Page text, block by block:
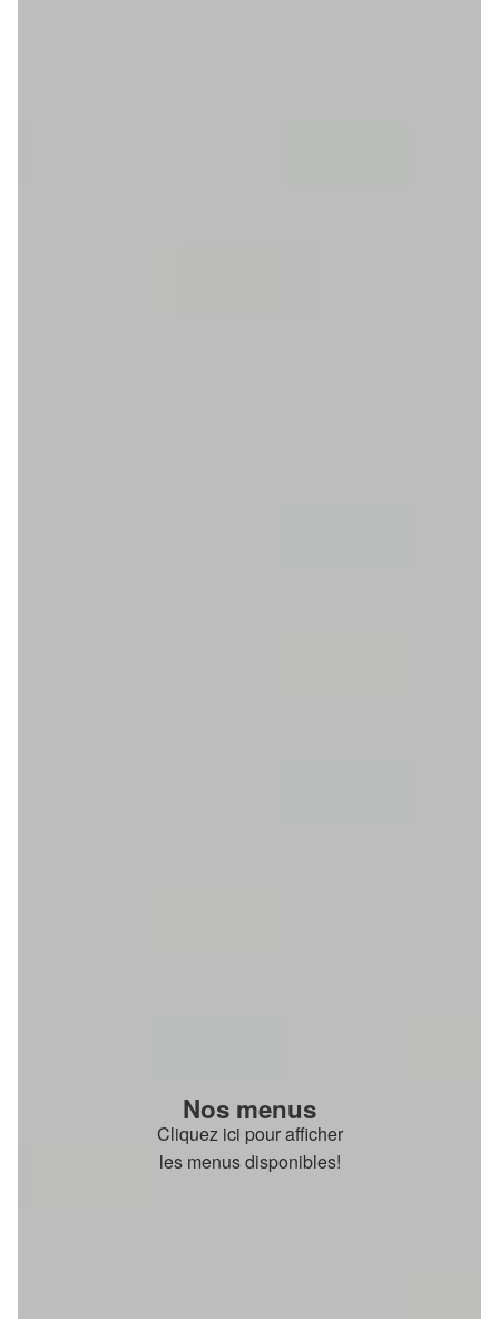
Nos menus
Cliquez ici pour afficher
les menus disponibles!